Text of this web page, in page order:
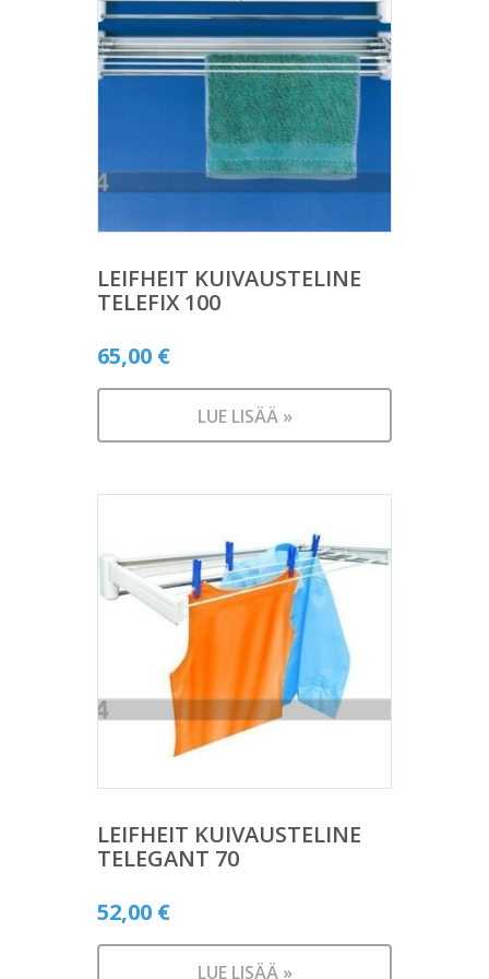
LEIFHEIT KUIVAUSTELINE
TELEFIX 100
65,00 €
LUE LISÄÄ »
LEIFHEIT KUIVAUSTELINE
TELEGANT 70
52,00 €
LUE LISÄÄ »